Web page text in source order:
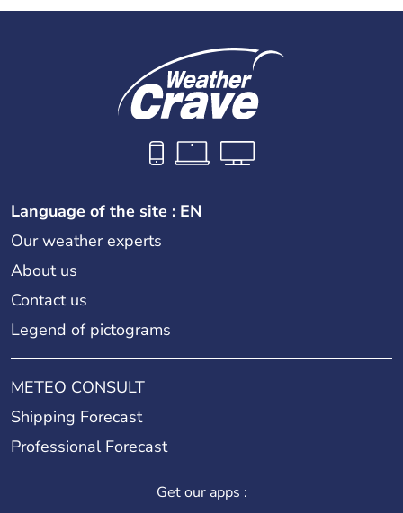
Language of the site : EN
Our weather experts
About us
Contact us
Legend of pictograms
METEO CONSULT
Shipping Forecast
Professional Forecast
Get our apps :